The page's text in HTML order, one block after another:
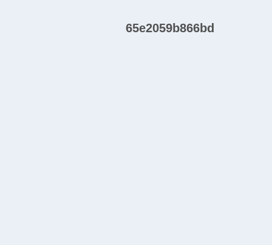
65e2059b866bd